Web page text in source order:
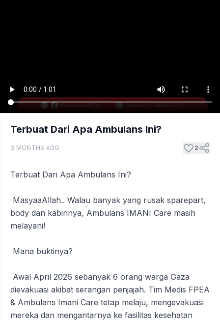
Terbuat Dari Apa Ambulans Ini?
3 MONTHS AGO 2
Terbuat Dari Apa Ambulans Ini?
MasyaaAllah.. Walau banyak yang rusak sparepart,
body dan kabinnya, Ambulans IMANI Care masih
melayani!
Mana buktinya?
Awal April 2026 sebanyak 6 orang warga Gaza
dievakuasi akibat serangan penjajah. Tim Medis FPEA
& Ambulans Imani Care tetap melaju, mengevakuasi
mereka dan mengantarnya ke fasilitas kesehatan